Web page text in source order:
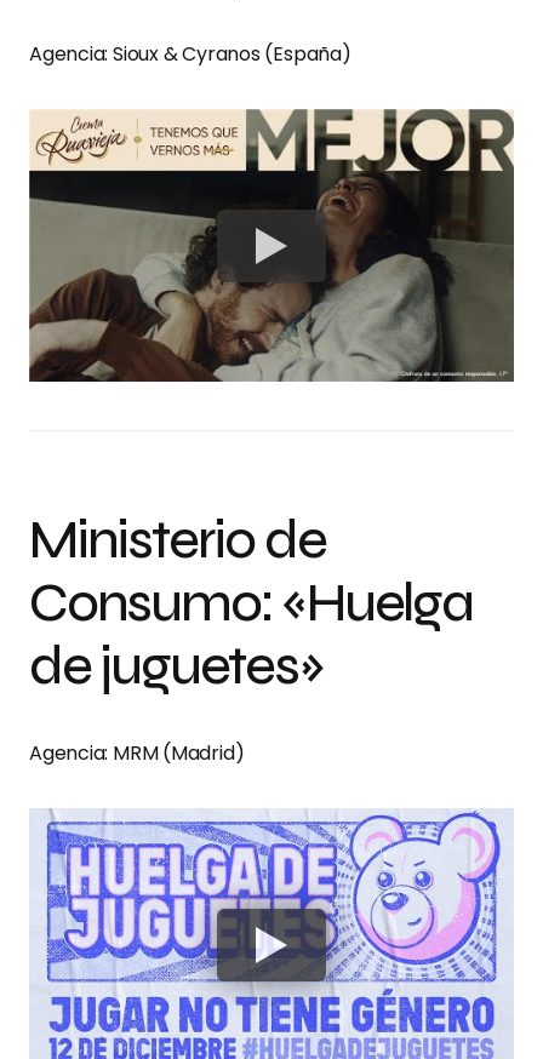
Agencia: Sioux & Cyranos (España)
Ministerio de
Consumo: «Huelga
de juguetes»
Agencia: MRM (Madrid)